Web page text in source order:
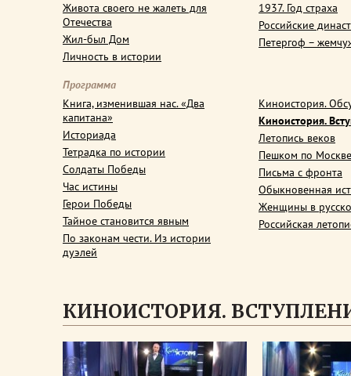
Живота своего не жалеть для
Отечества
Жил-был Дом
Личность в истории
1937. Год страха
Российские
Петергоф –
Программа
Книга, изменившая нас. «Два
капитана»
Историада
Тетрадка по истории
Солдаты Победы
Час истины
Герои Победы
Тайное становится явным
По законам чести. Из истории
дуэлей
Киноистория.
Киноистория.
Летопись веков
Пешком по Москве
Письма с фронта
Обыкновенная
Женщины в
Российская
КИНОИСТОРИЯ.